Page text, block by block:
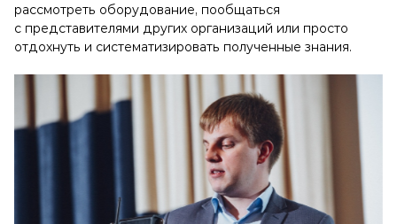
рассмотреть оборудование, пообщаться
с представителями других организаций или просто
отдохнуть и систематизировать полученные знания.